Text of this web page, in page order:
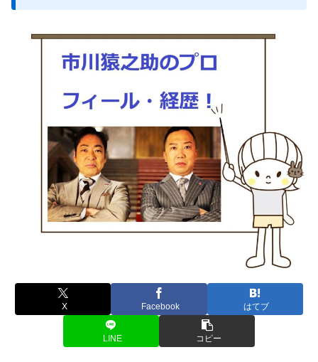
X Facebook はてブ
LINE コピー